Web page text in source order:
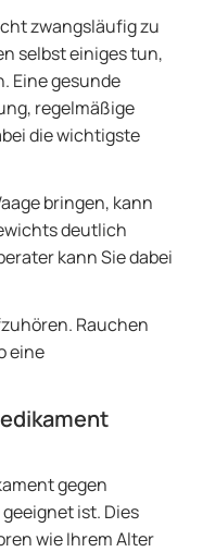
zwangsläufig zu
selbst einiges tun,
Eine gesunde
regelmäßige
die wichtigste
bringen, kann
deutlich
kann Sie dabei
Rauchen
eine
gegen
ist. Dies
wie Ihrem Alter